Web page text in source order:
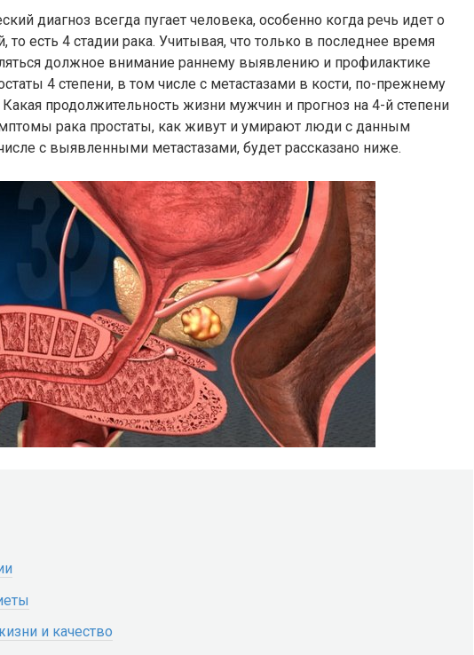
диагноз всегда пугает человека, особенно когда речь идет о
то есть 4 стадии рака. Учитывая, что только в последнее время
должное внимание раннему выявлению и профилактике
4 степени, в том числе с метастазами в кости, по-прежнему
Какая продолжительность жизни мужчин и прогноз на 4-й степени
рака простаты, как живут и умирают люди с данным
с выявленными метастазами, будет рассказано ниже.
и качество